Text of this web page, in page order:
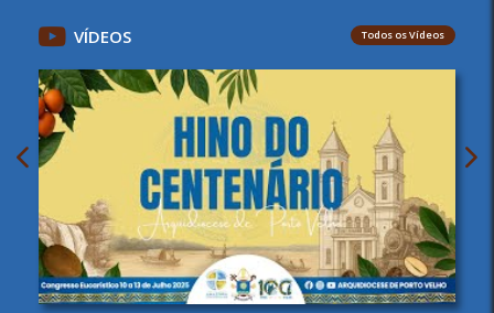
VÍDEOS Todos os Vídeos